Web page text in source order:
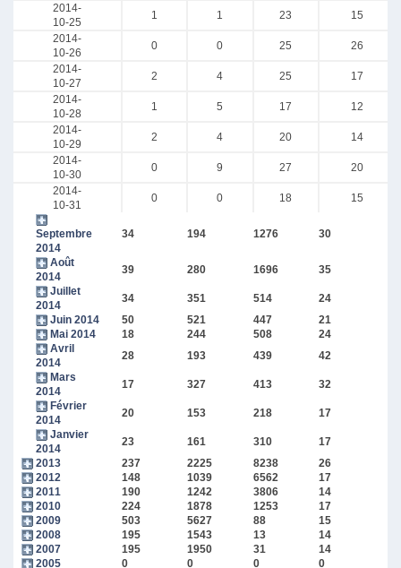
2014-
10-25
1 1 23
15
2014-
10-26
0 0 25
26
2014-
10-27
2 4 25
17
2014-
10-28
1 5 17
12
2014-
10-29
2 4 20
14
2014-
10-30
0 9 27
20
2014-
10-31
0 0 18 15
Septembre
2014
34 194 1276 30
Août
2014
39 280 1696 35
Juillet
2014
34 351 514 24
Juin 2014
50 521 447 21
Mai 2014
18 244 508 24
Avril
2014
28 193 439 42
Mars
2014
17 327 413 32
Février
2014
20 153 218 17
Janvier
2014
23 161 310 17
2013
237 2225 8238 26
2012
148 1039 6562 17
2011
190 1242 3806 14
2010
224 1878 1253 17
2009
503 5627 88 15
2008
195 1543 13 14
2007
195 1950 31 14
2005
0 0 0 0